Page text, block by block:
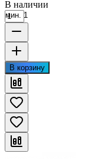
В наличии
мин. 1
В корзину